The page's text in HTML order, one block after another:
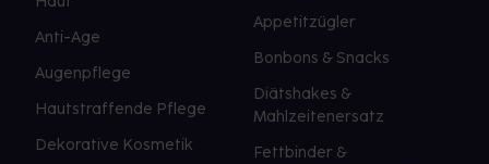
Anti-Age
Augenpflege
Hautstraffende Pflege
Dekorative Kosmetik
Appetitzügler
Bonbons & Snacks
Diätshakes &
Mahlzeitenersatz
Fettbinder &